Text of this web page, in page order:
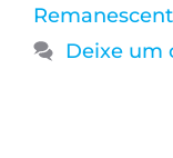
Deixe um